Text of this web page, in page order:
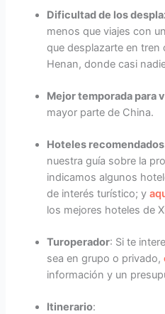
Dificultad de los
menos que viajes con
que desplazarte en tren
Henan, donde casi
Mejor temporada para
mayor parte de China.
Hoteles recomendados
nuestra guía sobre la
indicamos algunos
de interés turístico; y
los mejores hoteles de
Turoperador: Si te
sea en grupo o privado,
información y un
Itinerario: